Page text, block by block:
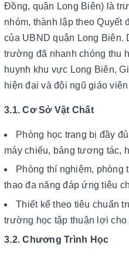
Đồng, quận Long Biên) là
nhóm, thành lập theo Quyết
của UBND quận Long Biên.
trường đã nhanh chóng thu
huynh khu vực Long Biên,
hiện đại và đội ngũ giáo
3.1. Cơ Sở Vật Chất
Phòng học trang bị đầy
máy chiếu, bảng tương tác,
Phòng thí nghiệm, phòng
thao đa năng đáp ứng tiêu
Thiết kế theo tiêu chuẩn
trường học tập thuận lợi cho
3.2. Chương Trình Học